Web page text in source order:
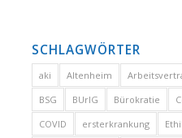
SCHLAGWÖRTER
aki Altenheim
BSG
BUrlG Bürokratie
COVID
ersterkrankung